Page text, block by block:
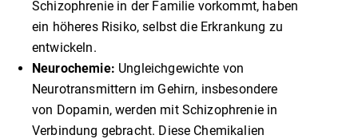
Schizophrenie in der Familie vorkommt, haben
ein höheres Risiko, selbst die Erkrankung zu
entwickeln.
Neurochemie: Ungleichgewichte von
Neurotransmittern im Gehirn, insbesondere
von Dopamin, werden mit Schizophrenie in
Verbindung gebracht. Diese Chemikalien